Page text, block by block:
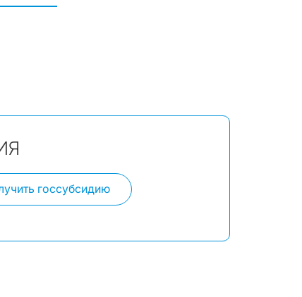
госсубсидию